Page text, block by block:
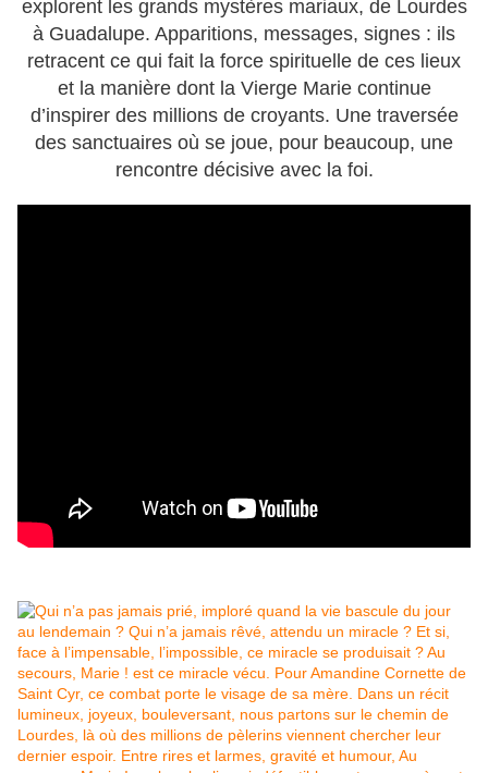
explorent les grands mystères mariaux, de Lourdes
à Guadalupe. Apparitions, messages, signes : ils
retracent ce qui fait la force spirituelle de ces lieux
et la manière dont la Vierge Marie continue
d’inspirer des millions de croyants. Une traversée
des sanctuaires où se joue, pour beaucoup, une
rencontre décisive avec la foi.